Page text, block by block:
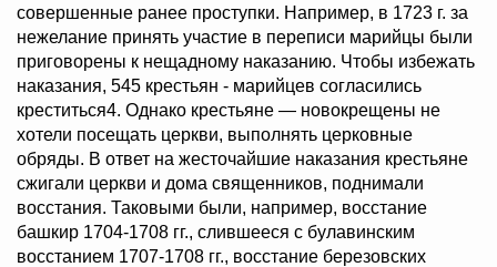
совершенные ранее проступки. Например, в 1723 г. за
нежелание принять участие в переписи марийцы были
приговорены к нещадному наказанию. Чтобы избежать
наказания, 545 крестьян - марийцев согласились
креститься4. Однако крестьяне — новокрещены не
хотели посещать церкви, выполнять церковные
обряды. В ответ на жесточайшие наказания крестьяне
сжигали церкви и дома священников, поднимали
восстания. Таковыми были, например, восстание
башкир 1704-1708 гг., слившееся с булавинским
восстанием 1707-1708 гг., восстание березовских